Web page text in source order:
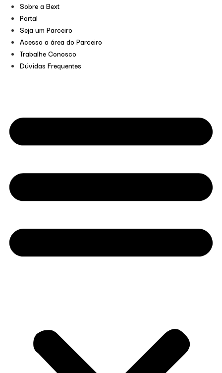
Sobre a Bext
Portal
Seja um Parceiro
Acesso a área do Parceiro
Trabalhe Conosco
Dúvidas Frequentes